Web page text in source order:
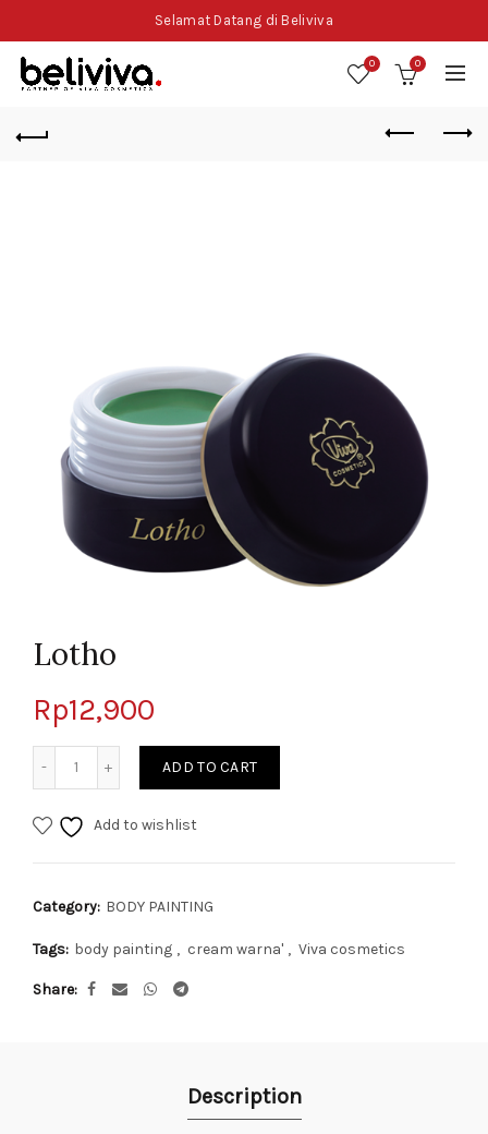
Selamat Datang di Beliviva
0 0
Lotho
Rp12,900
Quantity
ADD TO CART
Add to wishlist
Category: BODY PAINTING
Tags: body painting , cream warna' , Viva cosmetics
Share
Description